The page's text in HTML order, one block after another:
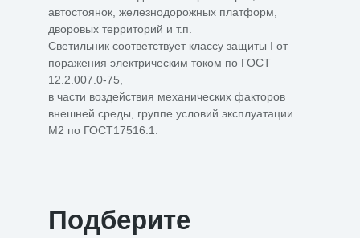
автостоянок, железнодорожных платформ,
дворовых территорий и т.п.
Светильник соответствует классу защиты I от
поражения электрическим током по ГОСТ
12.2.007.0-75,
в части воздействия механических факторов
внешней среды, группе условий эксплуатации
М2 по ГОСТ17516.1.
Подберите